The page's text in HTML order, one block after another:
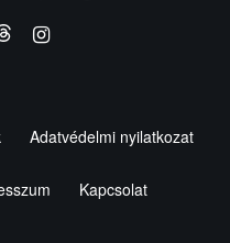
Adatvédelmi nyilatkozat
Kapcsolat